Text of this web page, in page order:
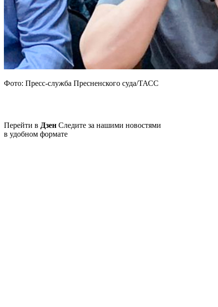
Фото: Пресс-служба Пресненского суда/ТАСС
Перейти в Дзен Следите за нашими новостями
в удобном формате